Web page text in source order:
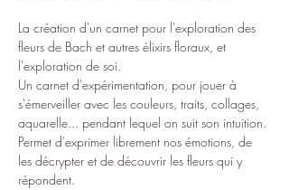
La création d'un carnet pour l'exploration des
fleurs de Bach et autres élixirs floraux, et
l'exploration de soi.
Un carnet d'expérimentation, pour jouer à
s'émerveiller avec les couleurs, traits, collages,
aquarelle... pendant lequel on suit son intuition.
Permet d'exprimer librement nos émotions, de
les décrypter et de découvrir les fleurs qui y
répondent.